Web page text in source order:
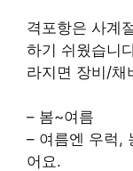
격포항은 사계
하기 쉬웠습니
라지면 장비/채
– 봄~여름
– 여름엔 우럭,
어요.